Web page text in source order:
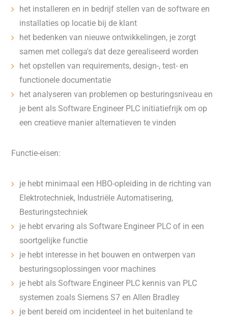
het installeren en in bedrijf stellen van de software en
installaties op locatie bij de klant
het bedenken van nieuwe ontwikkelingen, je zorgt
samen met collega's dat deze gerealiseerd worden
het opstellen van requirements, design-, test- en
functionele documentatie
het analyseren van problemen op besturingsniveau en
je bent als Software Engineer PLC initiatiefrijk om op
een creatieve manier alternatieven te vinden
Functie-eisen:
je hebt minimaal een HBO-opleiding in de richting van
Elektrotechniek, Industriële Automatisering,
Besturingstechniek
je hebt ervaring als Software Engineer PLC of in een
soortgelijke functie
je hebt interesse in het bouwen en ontwerpen van
besturingsoplossingen voor machines
je hebt als Software Engineer PLC kennis van PLC
systemen zoals Siemens S7 en Allen Bradley
je bent bereid om incidenteel in het buitenland te